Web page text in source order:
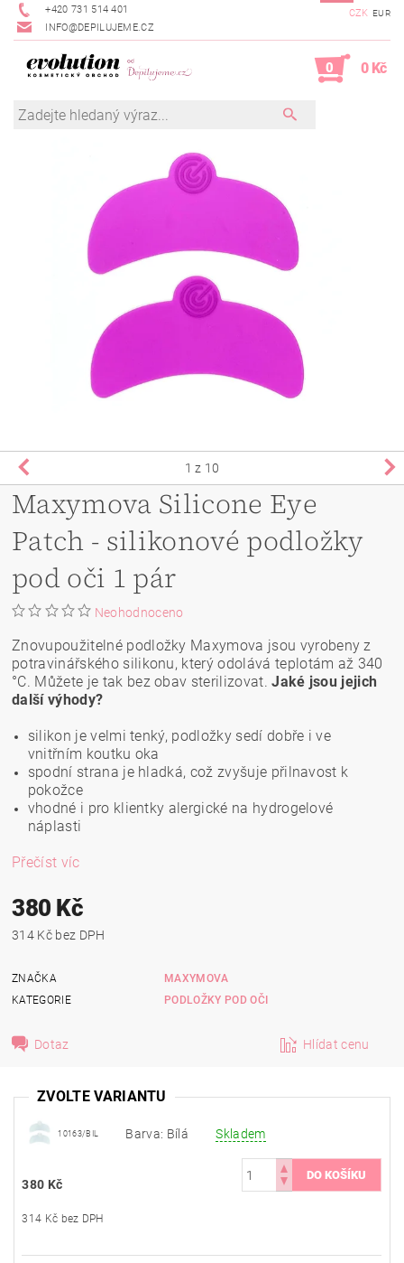
+420 731 514 401
INFO@DEPILUJEME.CZ
CZK EUR
0 0 Kč
1 z 10
Maxymova Silicone Eye
Patch - silikonové podložky
pod oči 1 pár
Neohodnoceno
Znovupoužitelné podložky Maxymova jsou vyrobeny z
potravinářského silikonu, který odolává teplotám až 340
°C. Můžete je tak bez obav sterilizovat.Jaké jsou jejich
další výhody?
silikon je velmi tenký, podložky sedí dobře i ve
vnitřním koutku oka
spodní strana je hladká, což zvyšuje přilnavost k
pokožce
vhodné i pro klientky alergické na hydrogelové
náplasti
Přečíst víc
380 Kč
314 Kč bez DPH
ZNAČKA
MAXYMOVA
KATEGORIE
PODLOŽKY POD OČI
Dotaz Hlídat cenu
ZVOLTE VARIANTU
10163/BIL Barva: Bílá Skladem
380 Kč
314 Kč bez DPH